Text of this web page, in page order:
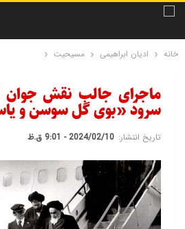
خانه ادیان ابراهیمی مسیحیت
ماجرای جالب نقش
سرود «بوی گل سوسن و
تاریخ انتشار: 2024/02/10 - 9:01 ق.ظ